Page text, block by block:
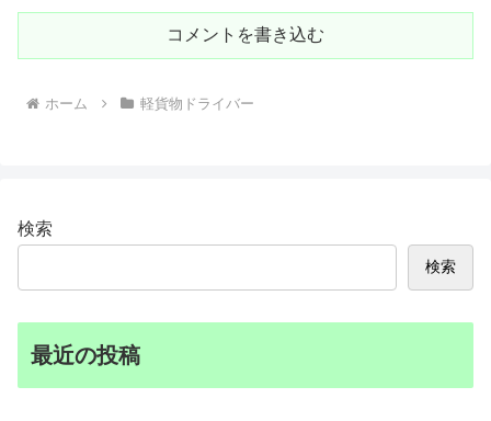
コメントを書き込む
ホーム 軽貨物ドライバー
検索
検索
最近の投稿